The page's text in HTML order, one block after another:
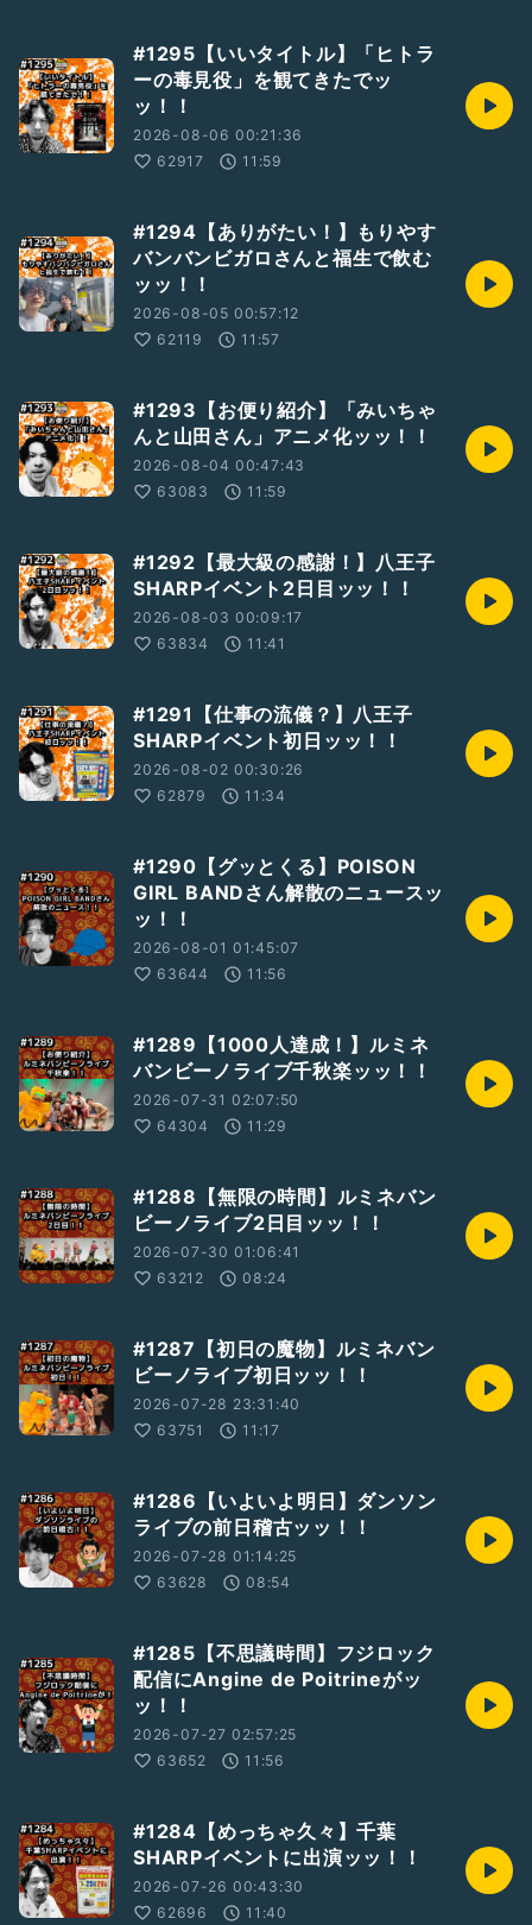
#テンション高め#1295【いいタイトル】「ヒトラ
ーの毒見役」を観てきたでッ
ッ！！
2026-08-06 00:21:36
62917
11:59
#1294【ありがたい！】もりやす
バンバンビガロさんと福生で飲む
ッッ！！
2026-08-05 00:57:12
62119
11:57
#1293【お便り紹介】「みいちゃ
んと山田さん」アニメ化ッッ！！
2026-08-04 00:47:43
63083
11:59
#1292【最大級の感謝！】八王子
SHARPイベント2日目ッッ！！
2026-08-03 00:09:17
63834
11:41
#1291【仕事の流儀？】八王子
SHARPイベント初日ッッ！！
2026-08-02 00:30:26
62879
11:34
#1290【グッとくる】POISON
GIRL BANDさん解散のニュースッ
ッ！！
2026-08-01 01:45:07
63644
11:56
#1289【1000人達成！】ルミネ
バンビーノライブ千秋楽ッッ！！
2026-07-31 02:07:50
64304
11:29
#1288【無限の時間】ルミネバン
ビーノライブ2日目ッッ！！
2026-07-30 01:06:41
63212
08:24
#1287【初日の魔物】ルミネバン
ビーノライブ初日ッッ！！
2026-07-28 23:31:40
63751
11:17
#1286【いよいよ明日】ダンソン
ライブの前日稽古ッッ！！
2026-07-28 01:14:25
63628
08:54
#1285【不思議時間】フジロック
配信にAngine de Poitrineがッ
ッ！！
2026-07-27 02:57:25
63652
11:56
#1284【めっちゃ久々】千葉
SHARPイベントに出演ッッ！！
2026-07-26 00:43:30
62696
11:40